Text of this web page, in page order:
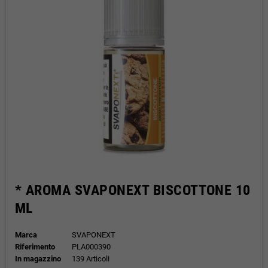
* AROMA SVAPONEXT BISCOTTONE 10
ML
Marca
SVAPONEXT
Riferimento
PLA000390
In magazzino
139 Articoli